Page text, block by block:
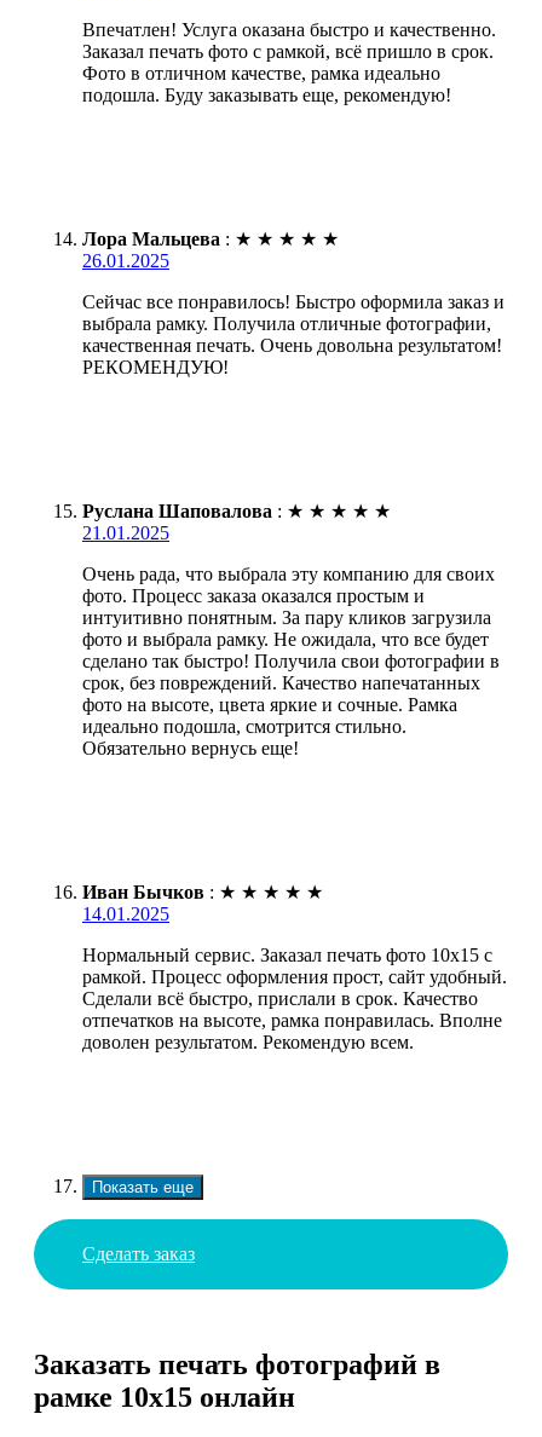
Впечатлен! Услуга оказана быстро и качественно.
Заказал печать фото с рамкой, всё пришло в срок.
Фото в отличном качестве, рамка идеально
подошла. Буду заказывать еще, рекомендую!
Лора Мальцева : ★ ★ ★ ★ ★
26.01.2025
Сейчас все понравилось! Быстро оформила заказ и
выбрала рамку. Получила отличные фотографии,
качественная печать. Очень довольна результатом!
РЕКОМЕНДУЮ!
Руслана Шаповалова : ★ ★ ★ ★ ★
21.01.2025
Очень рада, что выбрала эту компанию для своих
фото. Процесс заказа оказался простым и
интуитивно понятным. За пару кликов загрузила
фото и выбрала рамку. Не ожидала, что все будет
сделано так быстро! Получила свои фотографии в
срок, без повреждений. Качество напечатанных
фото на высоте, цвета яркие и сочные. Рамка
идеально подошла, смотрится стильно.
Обязательно вернусь еще!
Иван Бычков : ★ ★ ★ ★ ★
14.01.2025
Нормальный сервис. Заказал печать фото 10х15 с
рамкой. Процесс оформления прост, сайт удобный.
Сделали всё быстро, прислали в срок. Качество
отпечатков на высоте, рамка понравилась. Вполне
доволен результатом. Рекомендую всем.
Показать еще
Сделать заказ
Заказать печать фотографий в
рамке 10х15 онлайн